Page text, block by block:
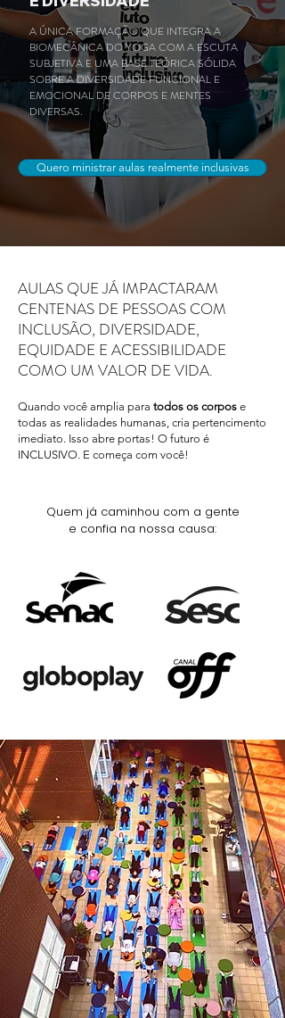
A ÚNICA FORMAÇÃO QUE INTEGRA A
BIOMECÂNICA DO YOGA COM A ESCUTA
SUBJETIVA E UMA BASE TEÓRICA SÓLIDA
SOBRE A DIVERSIDADE FUNCIONAL E
EMOCIONAL DE CORPOS E MENTES
DIVERSAS.
Quero ministrar aulas realmente inclusivas
AULAS QUE JÁ IMPACTARAM
CENTENAS DE PESSOAS COM
INCLUSÃO, DIVERSIDADE,
EQUIDADE E ACESSIBILIDADE
COMO UM VALOR DE VIDA.
Quando você amplia para todos os corpos e
todas as realidades humanas, cria pertencimento
imediato. Isso abre portas! O futuro é
INCLUSIVO. E começa com você!
Quem já caminhou com a gente
e confia na nossa causa: